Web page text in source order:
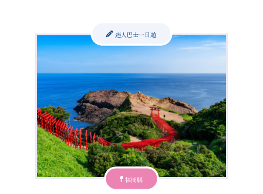
福岡縣
迷人巴士一日遊